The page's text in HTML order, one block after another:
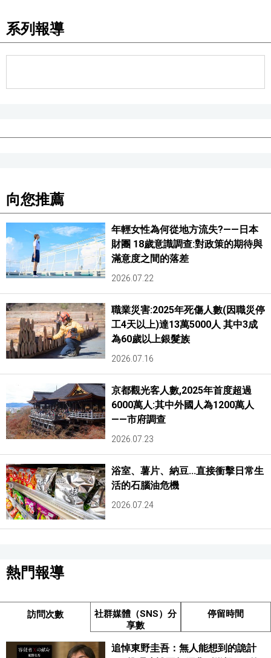
編輯部通知
系列報導
向您推薦
年輕女性為何從地方流失?——日本
財團 18歲意識調查:對政策的期待與
滿意度之間的落差
2026.07.22
職業災害:2025年死傷人數(因職災停
工4天以上)達13萬5000人 其中3成
為60歲以上銀髮族
2026.07.16
京都觀光客人數,2025年首度超過
6000萬人:其中外國人為1200萬人
——市府調查
2026.07.23
浴室、薯片、納豆...直接衝擊日常生
活的石腦油危機
2026.07.24
熱門報導
訪問次數
社群媒體（SNS）分
享數
停留時間
追悼東野圭吾：無人能想到的詭計